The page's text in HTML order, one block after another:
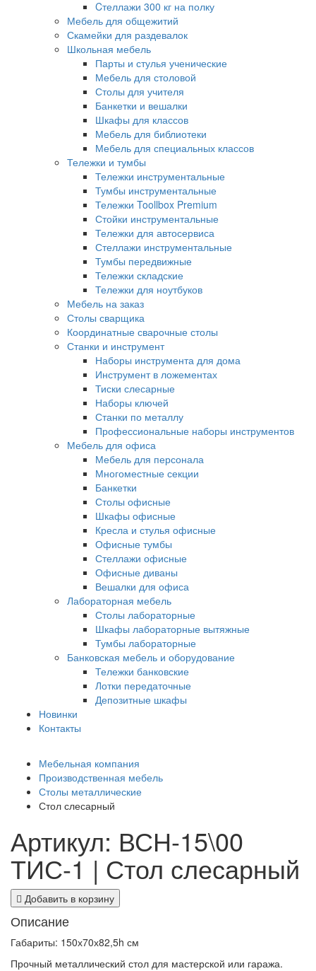
Cтеллажи 300 кг на полку
Мебель для общежитий
Скамейки для раздевалок
Школьная мебель
Парты и стулья ученические
Мебель для столовой
Столы для учителя
Банкетки и вешалки
Шкафы для классов
Мебель для библиотеки
Мебель для специальных классов
Тележки и тумбы
Тележки инструментальные
Тумбы инструментальные
Тележки Toollbox Premium
Стойки инструментальные
Тележки для автосервиса
Стеллажи инструментальные
Тумбы передвижные
Тележки складские
Тележки для ноутбуков
Мебель на заказ
Столы сварщика
Координатные сварочные столы
Станки и инструмент
Наборы инструмента для дома
Инструмент в ложементах
Тиски слесарные
Наборы ключей
Станки по металлу
Профессиональные наборы инструментов
Мебель для офиса
Мебель для персонала
Многоместные секции
Банкетки
Столы офисные
Шкафы офисные
Кресла и стулья офисные
Офисные тумбы
Стеллажи офисные
Офисные диваны
Вешалки для офиса
Лабораторная мебель
Столы лабораторные
Шкафы лабораторные вытяжные
Тумбы лабораторные
Банковская мебель и оборудование
Тележки банковские
Лотки передаточные
Депозитные шкафы
Новинки
Контакты
Мебельная компания
Производственная мебель
Столы металлические
Стол слесарный
Артикул: ВСН-15\00
ТИС-1 | Стол слесарный
Добавить в корзину
Описание
Габариты: 150х70х82,5h см
Прочный металлический стол для мастерской или гаража.